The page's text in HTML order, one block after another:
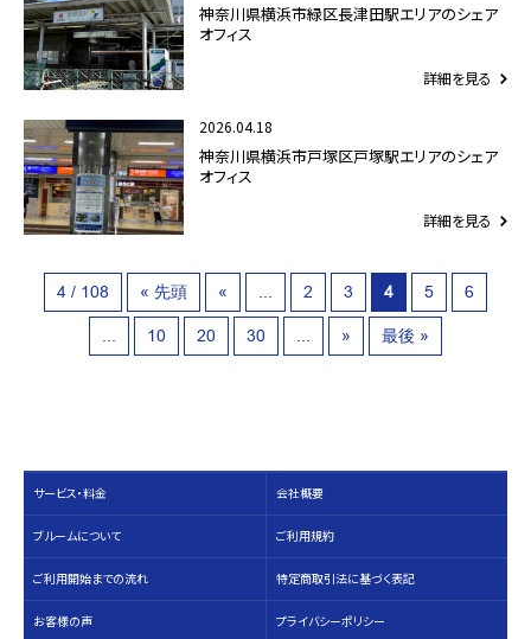
神奈川県横浜市緑区長津田駅エリアのシェア
オフィス
詳細を見る
2026.04.18
神奈川県横浜市戸塚区戸塚駅エリアのシェア
オフィス
詳細を見る
4 / 108 « 先頭 « 2 3 4 5 6
10 20 30 » 最後 »
サービス・料⾦
ブルームについて
ご利用開始までの流れ
お客様の声
会社概要
ご利用規約
特定商取引法に基づく表記
プライバシーポリシー